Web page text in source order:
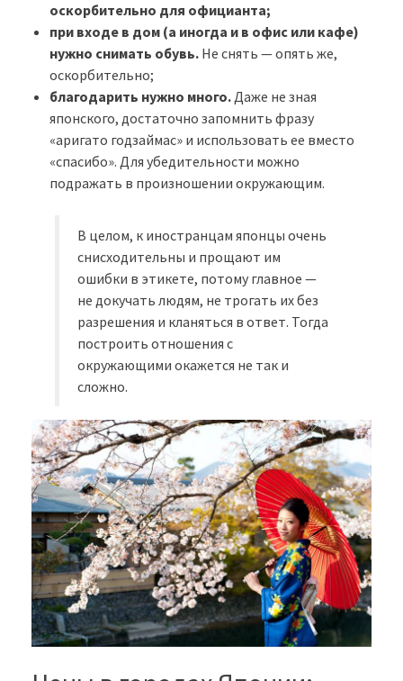
оскорбительно для официанта;
при входе в дом (а иногда и в офис или кафе)
нужно снимать обувь. Не снять — опять же,
оскорбительно;
благодарить нужно много.Даже не зная
японского, достаточно запомнить фразу
«аригато годзаймас» и использовать ее вместо
«спасибо». Для убедительности можно
подражать в произношении окружающим.
В целом, к иностранцам японцы очень
снисходительны и прощают им
ошибки в этикете, потому главное —
не докучать людям, не трогать их без
разрешения и кланяться в ответ. Тогда
построить отношения с
окружающими окажется не так и
сложно.